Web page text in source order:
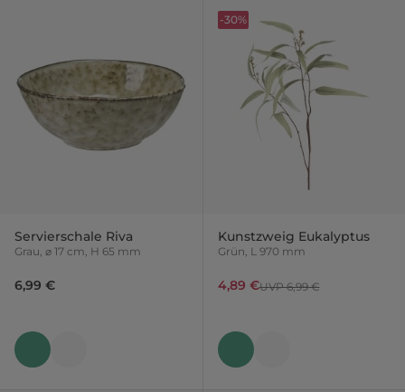
Servierschale Riva
Grau, ⌀ 17 cm, H 65 mm
6,99 €
Kunstzweig Eukalyptus
Grün, L 970 mm
4,89 €UVP 6,99 €
-30%